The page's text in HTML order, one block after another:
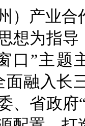
产业合
想为指
口”主题
面融入长
、省政